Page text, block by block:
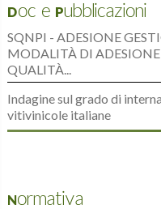
Doc e Pubblicazioni
SQNPI - ADESIONE
MODALITÀ DI ADESIONE
QUALITÀ...
Indagine sul grado di
vitivinicole italiane
Normativa